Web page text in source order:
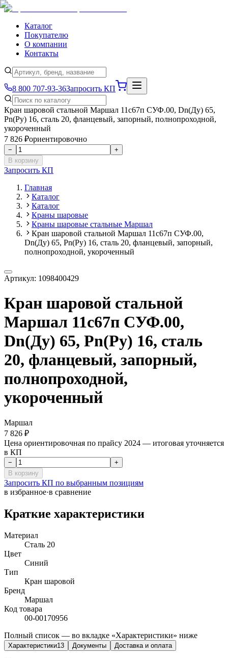
Каталог
Покупателю
О компании
Контакты
8 800 707-93-36Запросить КП
Кран шаровой стальной Маршал 11с67п СУФ.00, Dn(Ду) 65,
Рn(Ру) 16, сталь 20, фланцевый, запорный, полнопроходной,
укороченный
7 826 ₽ориентировочно
−
+
В корзину
Запросить КП
Главная
Каталог
Каталог
Краны шаровые
Краны шаровые стальные Маршал
Кран шаровой стальной Маршал 11с67п СУФ.00,
Dn(Ду) 65, Рn(Ру) 16, сталь 20, фланцевый, запорный,
полнопроходной, укороченный
Артикул: 1098400429
Кран шаровой стальной
Маршал 11с67п СУФ.00,
Dn(Ду) 65, Рn(Ру) 16, сталь
20, фланцевый, запорный,
полнопроходной,
укороченный
Маршал
7 826 ₽
Цена ориентировочная по прайсу 2024 — итоговая уточняется
в КП
−
+
В корзину
Запросить КП по выбранным позициям
в избранное·в сравнение
Краткие характеристики
Материал
Сталь 20
Цвет
Синий
Тип
Кран шаровой
Бренд
Маршал
Код товара
00-00170956
Полный список — во вкладке «Характеристики» ниже
Характеристики13 Документы Доставка и оплата